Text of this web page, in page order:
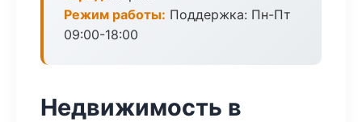
Режим работы: Поддержка: Пн-Пт
09:00-18:00
Недвижимость в